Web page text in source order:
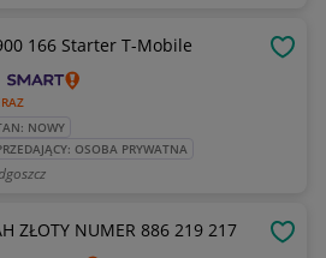
166 Starter T-Mobile
NOWY
OSOBA PRYWATNA
ZŁOTY NUMER 886 219 217